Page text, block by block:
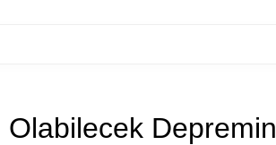
Depremin